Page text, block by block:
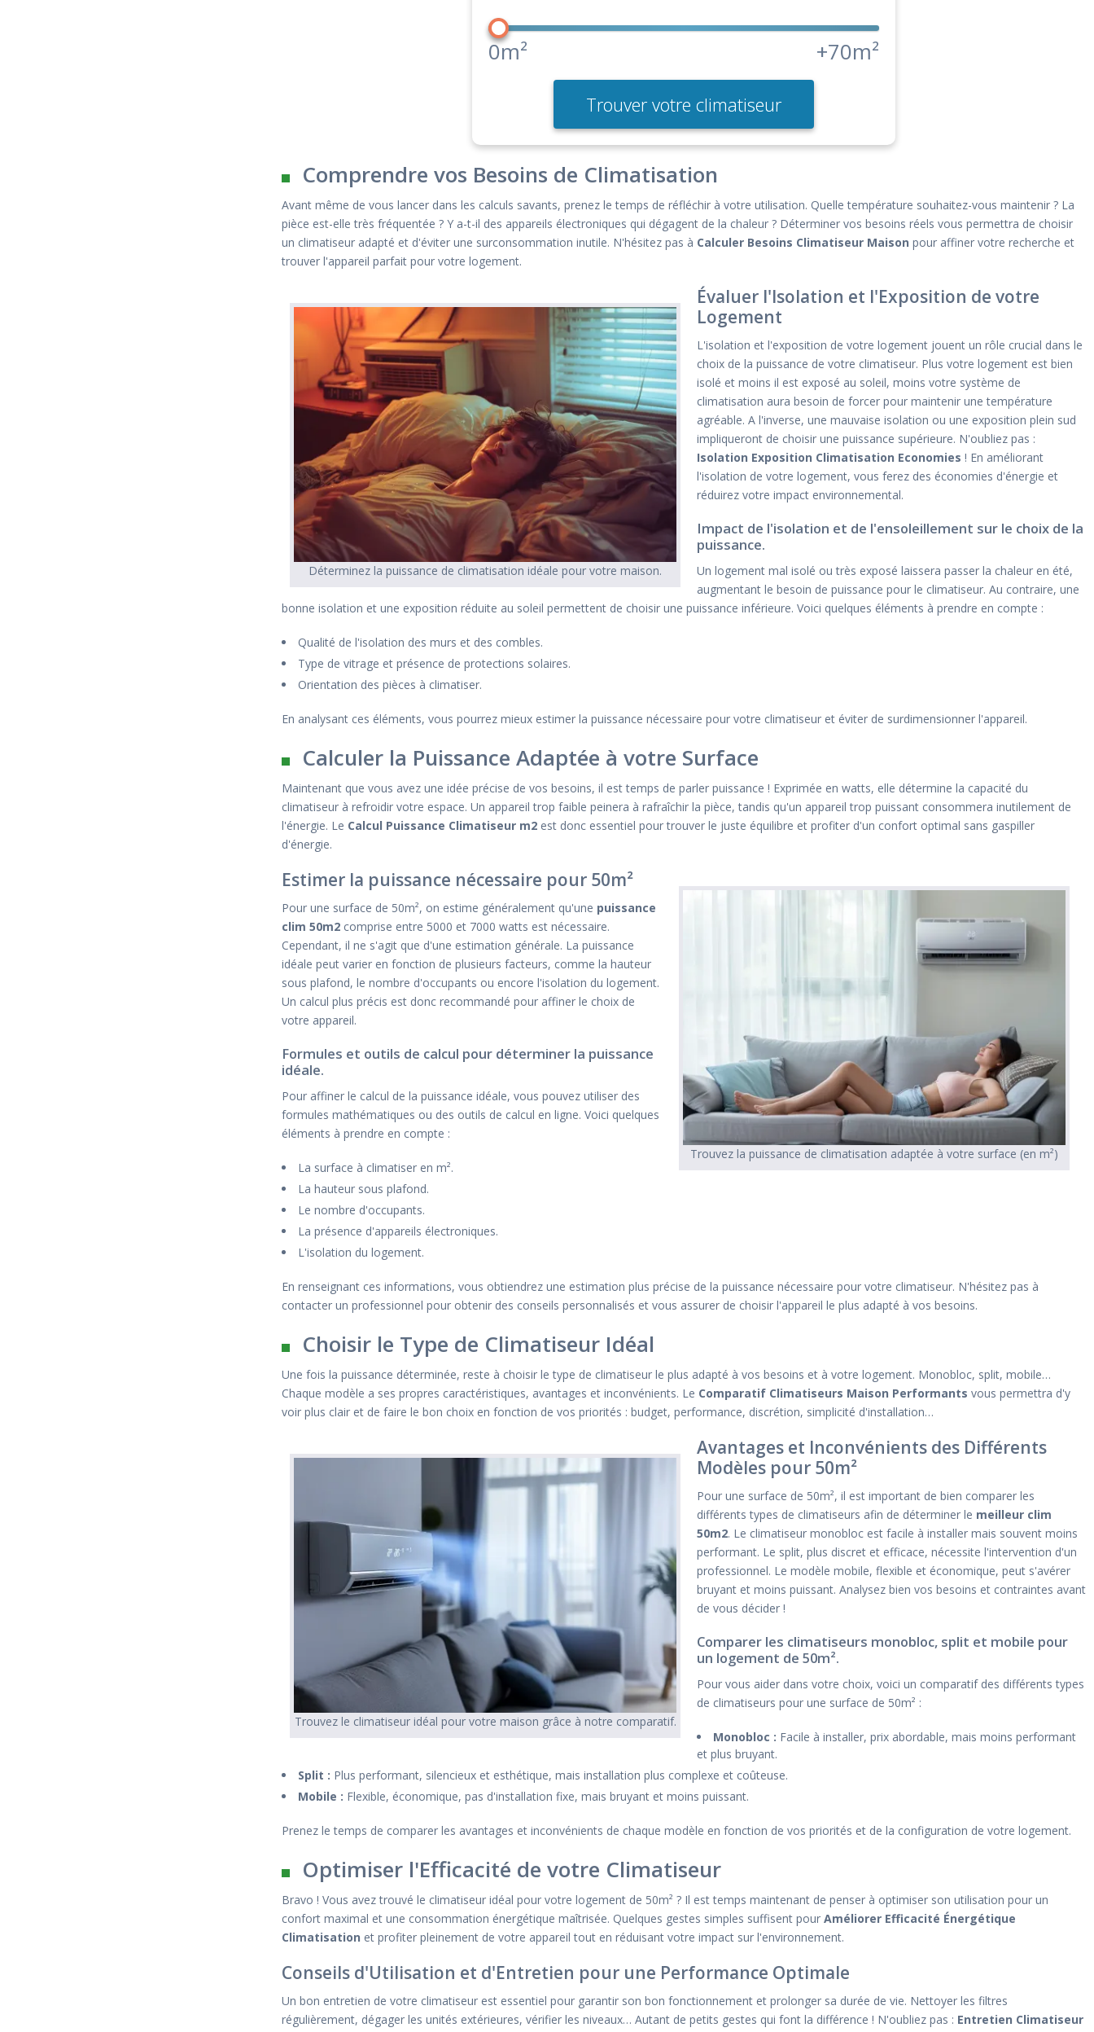
0m² +70m²
Trouver votre climatiseur
Comprendre vos Besoins de Climatisation
Avant même de vous lancer dans les calculs savants, prenez le temps de réfléchir à votre utilisation. Quelle température souhaitez-vous maintenir ? La
pièce est-elle très fréquentée ? Y a-t-il des appareils électroniques qui dégagent de la chaleur ? Déterminer vos besoins réels vous permettra de choisir
un climatiseur adapté et d'éviter une surconsommation inutile. N'hésitez pas à Calculer Besoins Climatiseur Maison pour affiner votre recherche et
trouver l'appareil parfait pour votre logement.
Déterminez la puissance de climatisation idéale pour votre maison.
Évaluer l'Isolation et l'Exposition de votre
Logement
L'isolation et l'exposition de votre logement jouent un rôle crucial dans le
choix de la puissance de votre climatiseur. Plus votre logement est bien
isolé et moins il est exposé au soleil, moins votre système de
climatisation aura besoin de forcer pour maintenir une température
agréable. A l'inverse, une mauvaise isolation ou une exposition plein sud
impliqueront de choisir une puissance supérieure. N'oubliez pas :
Isolation Exposition Climatisation Economies ! En améliorant
l'isolation de votre logement, vous ferez des économies d'énergie et
réduirez votre impact environnemental.
Impact de l'isolation et de l'ensoleillement sur le choix de la
puissance.
Un logement mal isolé ou très exposé laissera passer la chaleur en été,
augmentant le besoin de puissance pour le climatiseur. Au contraire, une
bonne isolation et une exposition réduite au soleil permettent de choisir une puissance inférieure. Voici quelques éléments à prendre en compte :
Qualité de l'isolation des murs et des combles.
Type de vitrage et présence de protections solaires.
Orientation des pièces à climatiser.
En analysant ces éléments, vous pourrez mieux estimer la puissance nécessaire pour votre climatiseur et éviter de surdimensionner l'appareil.
Calculer la Puissance Adaptée à votre Surface
Maintenant que vous avez une idée précise de vos besoins, il est temps de parler puissance ! Exprimée en watts, elle détermine la capacité du
climatiseur à refroidir votre espace. Un appareil trop faible peinera à rafraîchir la pièce, tandis qu'un appareil trop puissant consommera inutilement de
l'énergie. Le Calcul Puissance Climatiseur m2 est donc essentiel pour trouver le juste équilibre et profiter d'un confort optimal sans gaspiller
d'énergie.
Trouvez la puissance de climatisation adaptée à votre surface (en m²)
Estimer la puissance nécessaire pour 50m²
Pour une surface de 50m², on estime généralement qu'une puissance
clim 50m2 comprise entre 5000 et 7000 watts est nécessaire.
Cependant, il ne s'agit que d'une estimation générale. La puissance
idéale peut varier en fonction de plusieurs facteurs, comme la hauteur
sous plafond, le nombre d'occupants ou encore l'isolation du logement.
Un calcul plus précis est donc recommandé pour affiner le choix de
votre appareil.
Formules et outils de calcul pour déterminer la puissance
idéale.
Pour affiner le calcul de la puissance idéale, vous pouvez utiliser des
formules mathématiques ou des outils de calcul en ligne. Voici quelques
éléments à prendre en compte :
La surface à climatiser en m².
La hauteur sous plafond.
Le nombre d'occupants.
La présence d'appareils électroniques.
L'isolation du logement.
En renseignant ces informations, vous obtiendrez une estimation plus précise de la puissance nécessaire pour votre climatiseur. N'hésitez pas à
contacter un professionnel pour obtenir des conseils personnalisés et vous assurer de choisir l'appareil le plus adapté à vos besoins.
Choisir le Type de Climatiseur Idéal
Une fois la puissance déterminée, reste à choisir le type de climatiseur le plus adapté à vos besoins et à votre logement. Monobloc, split, mobile…
Chaque modèle a ses propres caractéristiques, avantages et inconvénients. Le Comparatif Climatiseurs Maison Performants vous permettra d'y
voir plus clair et de faire le bon choix en fonction de vos priorités : budget, performance, discrétion, simplicité d'installation…
Trouvez le climatiseur idéal pour votre maison grâce à notre comparatif.
Avantages et Inconvénients des Différents
Modèles pour 50m²
Pour une surface de 50m², il est important de bien comparer les
différents types de climatiseurs afin de déterminer le meilleur clim
50m2. Le climatiseur monobloc est facile à installer mais souvent moins
performant. Le split, plus discret et efficace, nécessite l'intervention d'un
professionnel. Le modèle mobile, flexible et économique, peut s'avérer
bruyant et moins puissant. Analysez bien vos besoins et contraintes avant
de vous décider !
Comparer les climatiseurs monobloc, split et mobile pour
un logement de 50m².
Pour vous aider dans votre choix, voici un comparatif des différents types
de climatiseurs pour une surface de 50m² :
Monobloc : Facile à installer, prix abordable, mais moins performant
et plus bruyant.
Split : Plus performant, silencieux et esthétique, mais installation plus complexe et coûteuse.
Mobile : Flexible, économique, pas d'installation fixe, mais bruyant et moins puissant.
Prenez le temps de comparer les avantages et inconvénients de chaque modèle en fonction de vos priorités et de la configuration de votre logement.
Optimiser l'Efficacité de votre Climatiseur
Bravo ! Vous avez trouvé le climatiseur idéal pour votre logement de 50m² ? Il est temps maintenant de penser à optimiser son utilisation pour un
confort maximal et une consommation énergétique maîtrisée. Quelques gestes simples suffisent pour Améliorer Efficacité Énergétique
Climatisation et profiter pleinement de votre appareil tout en réduisant votre impact sur l'environnement.
Conseils d'Utilisation et d'Entretien pour une Performance Optimale
Un bon entretien de votre climatiseur est essentiel pour garantir son bon fonctionnement et prolonger sa durée de vie. Nettoyer les filtres
régulièrement, dégager les unités extérieures, vérifier les niveaux… Autant de petits gestes qui font la différence ! N'oubliez pas : Entretien Climatiseur